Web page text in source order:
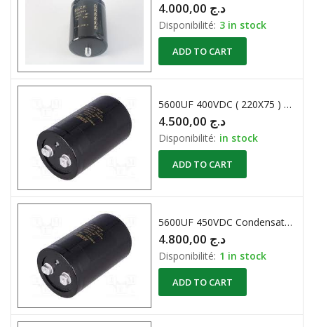
د.ج
Disponibilité: 3 in stock
ADD TO CART
5600UF 400VDC ( 220X75 ) Condensateur Chimique Radial
د.ج
Disponibilité: in stock
ADD TO CART
5600UF 450VDC Condensateur Chimique Radial
د.ج
Disponibilité: 1 in stock
ADD TO CART